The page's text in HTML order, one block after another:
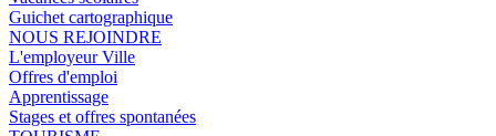
Guichet cartographique
NOUS REJOINDRE
L'employeur Ville
Offres d'emploi
Apprentissage
Stages et offres spontanées